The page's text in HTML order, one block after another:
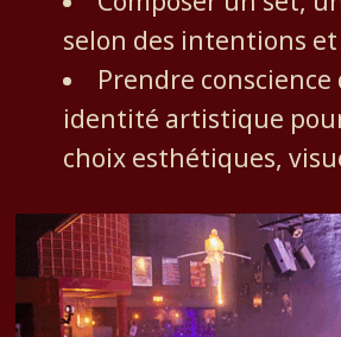
selon des intentions
Prendre conscience
identité artistique
choix esthétiques,